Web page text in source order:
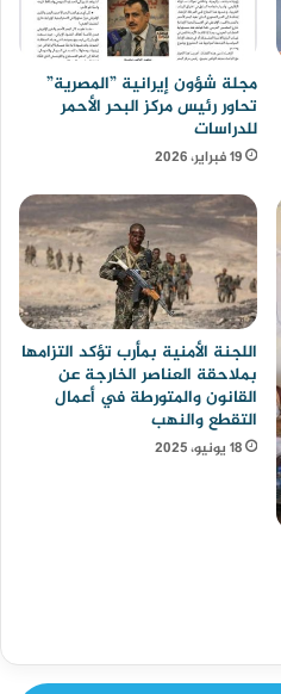
مجلة شؤون إيرانية ”المصرية”
تحاور رئيس مركز البحر الأحمر
للدراسات
19 فبراير، 2026
اللجنة الأمنية بمأرب تؤكد التزامها
بملاحقة العناصر الخارجة عن
القانون والمتورطة في أعمال
التقطع والنهب
18 يونيو، 2025